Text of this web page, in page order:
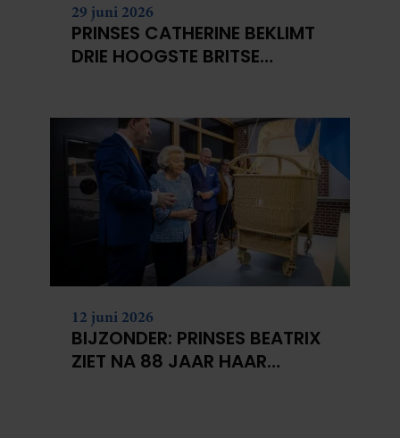
29 juni 2026
PRINSES CATHERINE BEKLIMT
DRIE HOOGSTE BRITSE
12 juni 2026
BIJZONDER: PRINSES BEATRIX
ZIET NA 88 JAAR HAAR